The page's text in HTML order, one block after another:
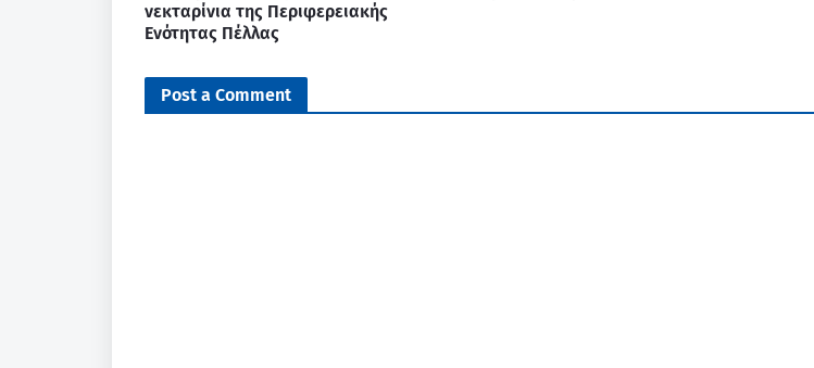
νεκταρίνια της Περιφερειακής
Ενότητας Πέλλας
Post a Comment